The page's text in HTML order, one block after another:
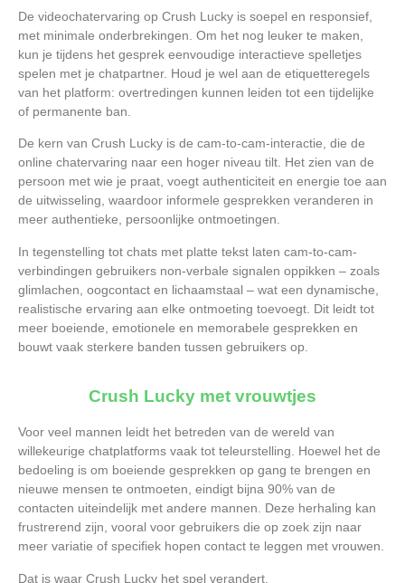
De videochatervaring op Crush Lucky is soepel en responsief,
met minimale onderbrekingen. Om het nog leuker te maken,
kun je tijdens het gesprek eenvoudige interactieve spelletjes
spelen met je chatpartner. Houd je wel aan de etiquetteregels
van het platform: overtredingen kunnen leiden tot een tijdelijke
of permanente ban.
De kern van Crush Lucky is de cam-to-cam-interactie, die de
online chatervaring naar een hoger niveau tilt. Het zien van de
persoon met wie je praat, voegt authenticiteit en energie toe aan
de uitwisseling, waardoor informele gesprekken veranderen in
meer authentieke, persoonlijke ontmoetingen.
In tegenstelling tot chats met platte tekst laten cam-to-cam-
verbindingen gebruikers non-verbale signalen oppikken – zoals
glimlachen, oogcontact en lichaamstaal – wat een dynamische,
realistische ervaring aan elke ontmoeting toevoegt. Dit leidt tot
meer boeiende, emotionele en memorabele gesprekken en
bouwt vaak sterkere banden tussen gebruikers op.
Crush Lucky met vrouwtjes
Voor veel mannen leidt het betreden van de wereld van
willekeurige chatplatforms vaak tot teleurstelling. Hoewel het de
bedoeling is om boeiende gesprekken op gang te brengen en
nieuwe mensen te ontmoeten, eindigt bijna 90% van de
contacten uiteindelijk met andere mannen. Deze herhaling kan
frustrerend zijn, vooral voor gebruikers die op zoek zijn naar
meer variatie of specifiek hopen contact te leggen met vrouwen.
Dat is waar Crush Lucky het spel verandert.